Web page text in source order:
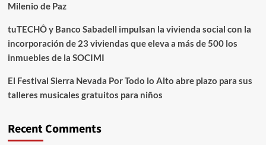
Milenio de Paz
tuTECHÔ y Banco Sabadell impulsan la vivienda social con la
incorporación de 23 viviendas que eleva a más de 500 los
inmuebles de la SOCIMI
El Festival Sierra Nevada Por Todo lo Alto abre plazo para sus
talleres musicales gratuitos para niños
Recent Comments